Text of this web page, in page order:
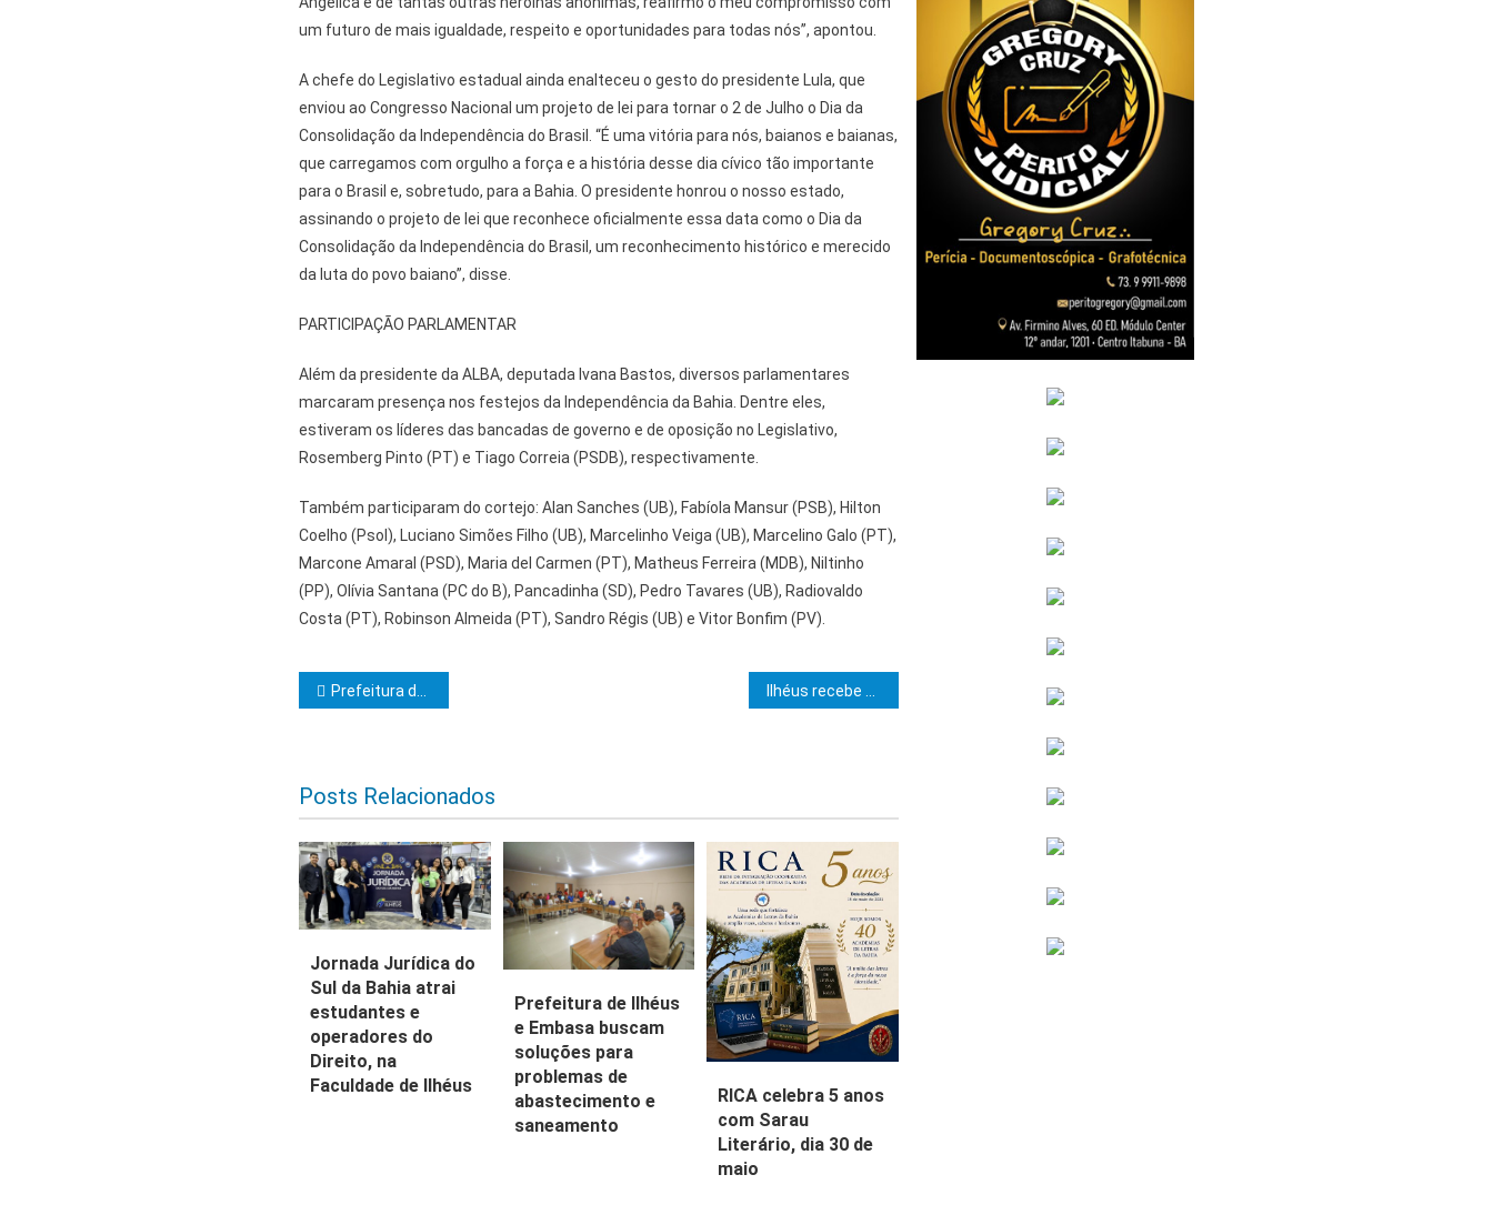
um futuro de mais igualdade, respeito e oportunidades para todas nós”, apontou.
A chefe do Legislativo estadual ainda enalteceu o gesto do presidente Lula, que
enviou ao Congresso Nacional um projeto de lei para tornar o 2 de Julho o Dia da
Consolidação da Independência do Brasil. “É uma vitória para nós, baianos e baianas,
que carregamos com orgulho a força e a história desse dia cívico tão importante
para o Brasil e, sobretudo, para a Bahia. O presidente honrou o nosso estado,
assinando o projeto de lei que reconhece oficialmente essa data como o Dia da
Consolidação da Independência do Brasil, um reconhecimento histórico e merecido
da luta do povo baiano”, disse.
PARTICIPAÇÃO PARLAMENTAR
Além da presidente da ALBA, deputada Ivana Bastos, diversos parlamentares
marcaram presença nos festejos da Independência da Bahia. Dentre eles,
estiveram os líderes das bancadas de governo e de oposição no Legislativo,
Rosemberg Pinto (PT) e Tiago Correia (PSDB), respectivamente.
Também participaram do cortejo: Alan Sanches (UB), Fabíola Mansur (PSB), Hilton
Coelho (Psol), Luciano Simões Filho (UB), Marcelinho Veiga (UB), Marcelino Galo (PT),
Marcone Amaral (PSD), Maria del Carmen (PT), Matheus Ferreira (MDB), Niltinho
(PP), Olívia Santana (PC do B), Pancadinha (SD), Pedro Tavares (UB), Radiovaldo
Costa (PT), Robinson Almeida (PT), Sandro Régis (UB) e Vitor Bonfim (PV).
Navegação de Post
Prefeitura de Itabuna homologou o resultado do Processo Seletivo da Secretaria da Educação
Posts Relacionados
Jornada Jurídica do
Sul da Bahia atrai
estudantes e
operadores do
Direito, na
Faculdade de Ilhéus
Prefeitura de Ilhéus
e Embasa buscam
soluções para
problemas de
abastecimento e
saneamento
RICA celebra 5 anos
com Sarau
Literário, dia 30 de
maio